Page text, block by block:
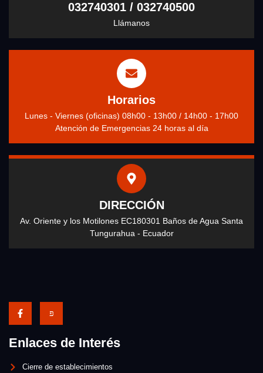
032740301 / 032740500
Llámanos
Horarios
Lunes - Viernes (oficinas) 08h00 - 13h00 / 14h00 - 17h00
Atención de Emergencias 24 horas al día
DIRECCIÓN
Av. Oriente y los Motilones EC180301 Baños de Agua Santa
Tungurahua - Ecuador
Enlaces de Interés
Cierre de establecimientos